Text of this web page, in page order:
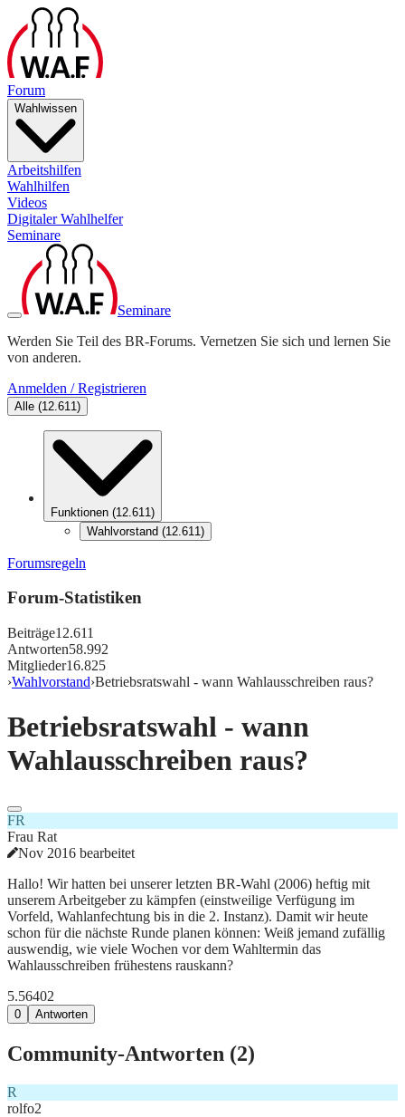
Forum
Wahlwissen
Arbeitshilfen
Wahlhilfen
Videos
Digitaler Wahlhelfer
Seminare
Seminare
Werden Sie Teil des BR-Forums. Vernetzen Sie sich und lernen Sie
von anderen.
Anmelden / Registrieren
Alle (12.611)
Funktionen (12.611)
Wahlvorstand (12.611)
Forumsregeln
Forum-Statistiken
Beiträge12.611
Antworten58.992
Mitglieder16.825
›Wahlvorstand›Betriebsratswahl - wann Wahlausschreiben raus?
Betriebsratswahl - wann
Wahlausschreiben raus?
FR
Frau Rat
Nov 2016 bearbeitet
Hallo! Wir hatten bei unserer letzten BR-Wahl (2006) heftig mit
unserem Arbeitgeber zu kämpfen (einstweilige Verfügung im
Vorfeld, Wahlanfechtung bis in die 2. Instanz). Damit wir heute
schon für die nächste Runde planen können: Weiß jemand zufällig
auswendig, wie viele Wochen vor dem Wahltermin das
Wahlausschreiben frühestens rauskann?
5.56402
0 Antworten
Community-Antworten (2)
R
rolfo2